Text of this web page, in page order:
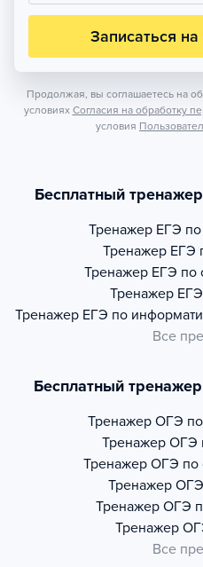
Записаться
Продолжая, вы соглашаетесь на
условиях Согласия на обработку
условия
Бесплатный
Тренажер ЕГЭ
Тренажер ЕГЭ
Тренажер ЕГЭ по
Тренажер
Тренажер ЕГЭ по
Все
Бесплатный
Тренажер ОГЭ по
Тренажер ОГЭ
Тренажер ОГЭ по
Тренажер ОГЭ
Тренажер ОГЭ
Тренажер
Все